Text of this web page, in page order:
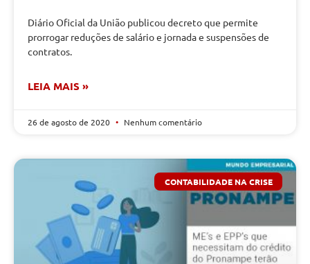
Diário Oficial da União publicou decreto que permite
prorrogar reduções de salário e jornada e suspensões de
contratos.
LEIA MAIS »
26 de agosto de 2020 Nenhum comentário
CONTABILIDADE NA CRISE